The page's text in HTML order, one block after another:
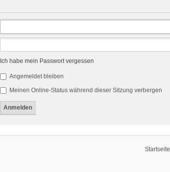
Ich habe mein Passwort vergessen
Angemeldet bleiben
Meinen Online-Status während dieser Sitzung verbergen
Startseite